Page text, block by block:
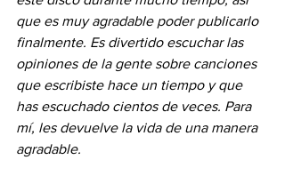
que es muy agradable poder publicarlo
finalmente. Es divertido escuchar las
opiniones de la gente sobre canciones
que escribiste hace un tiempo y que
has escuchado cientos de veces. Para
mí, les devuelve la vida de una manera
agradable.